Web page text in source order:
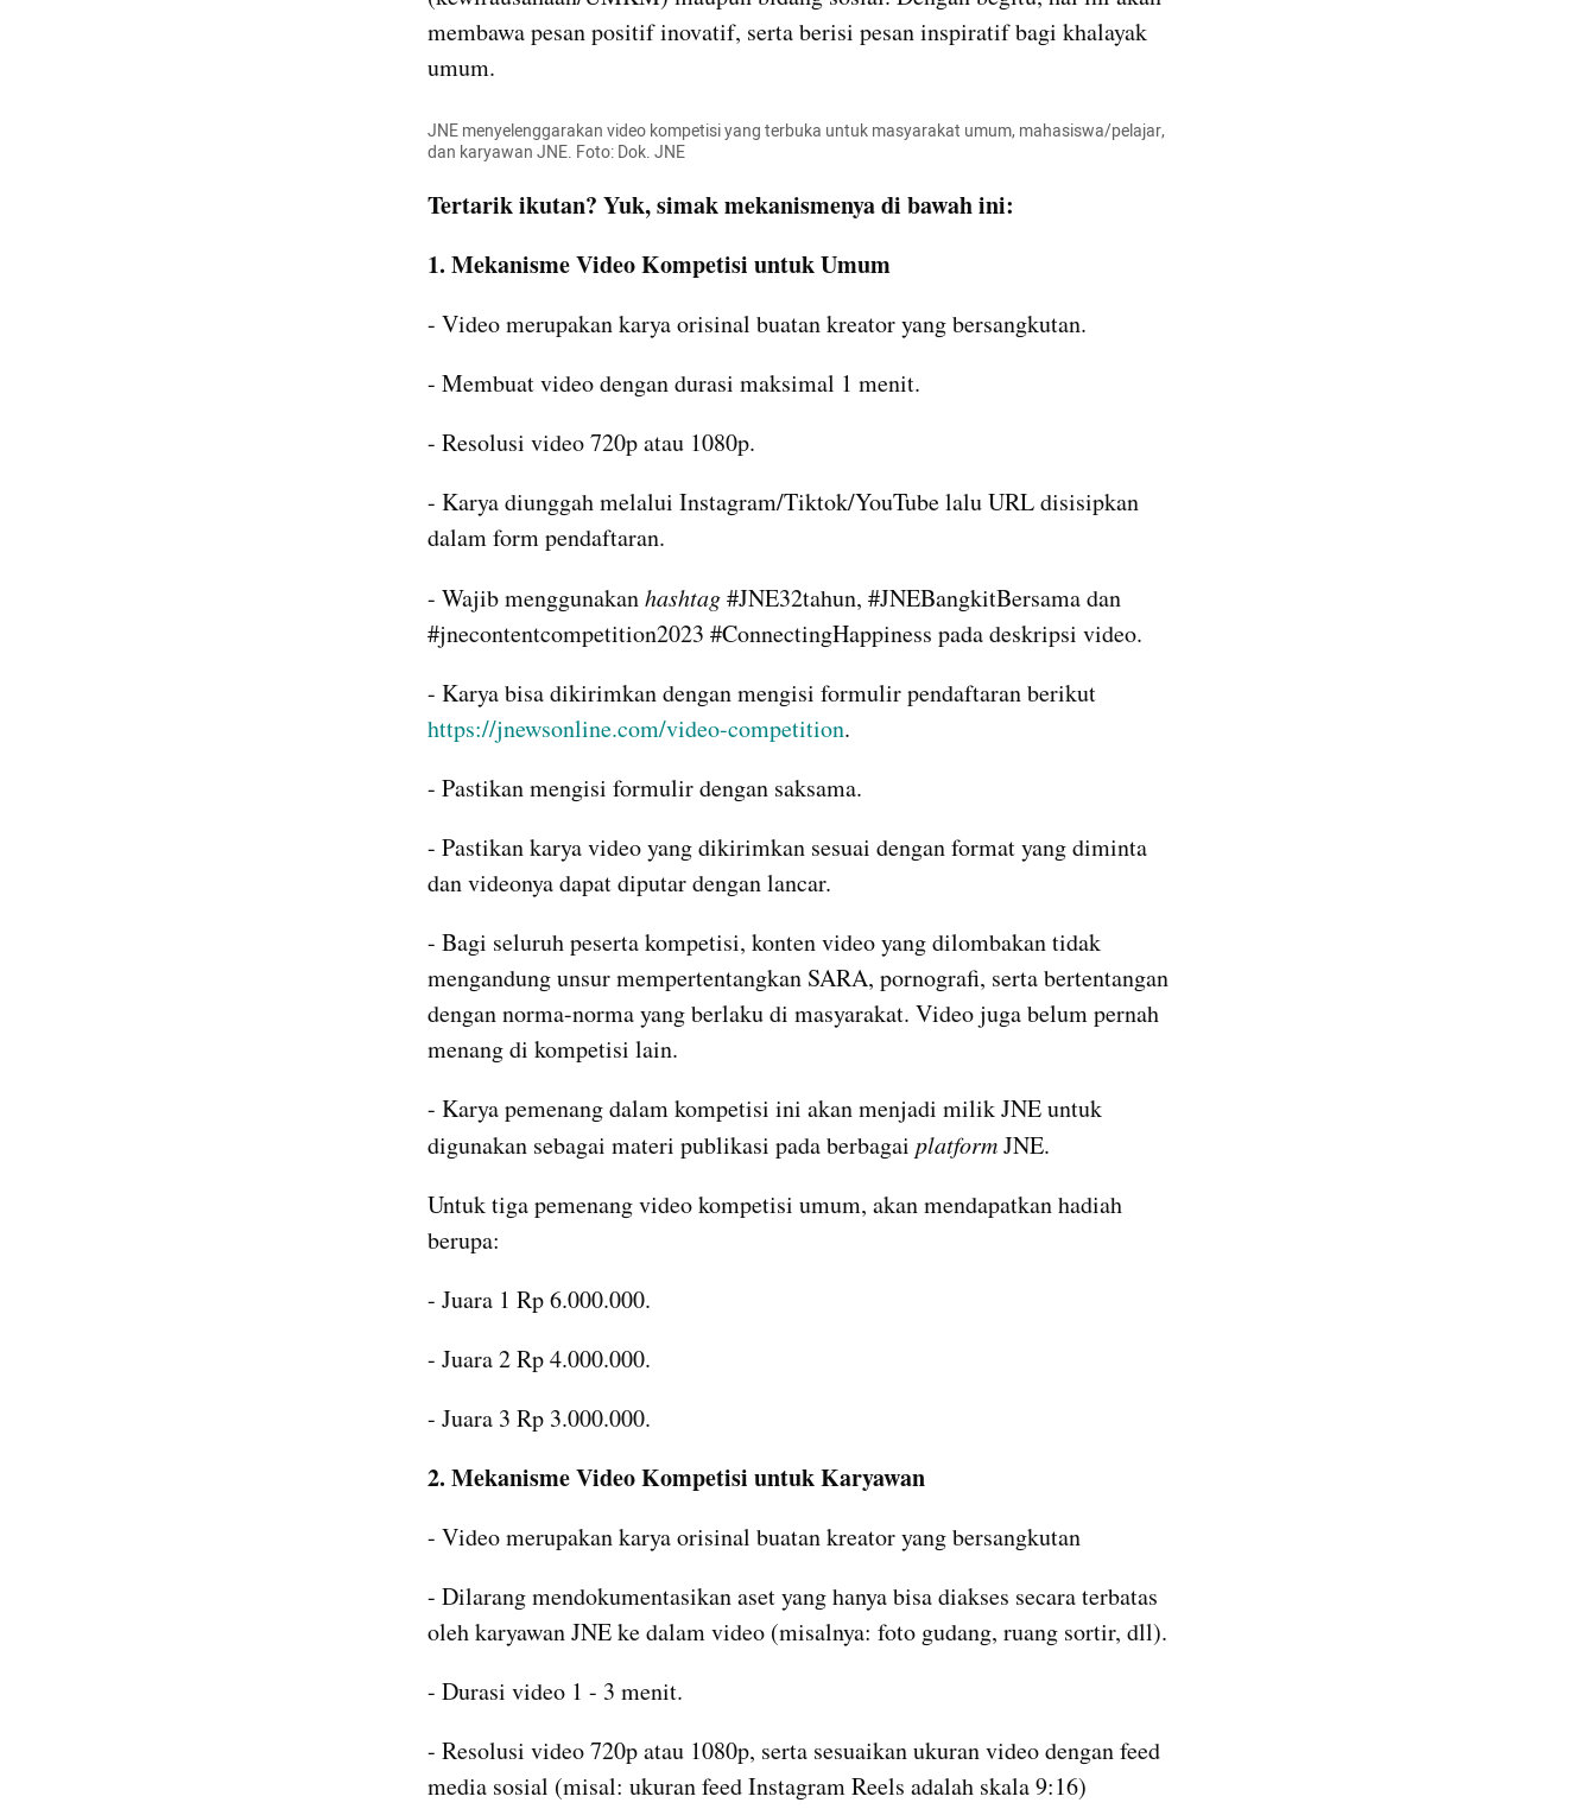
membawa pesan positif inovatif, serta berisi pesan inspiratif bagi khalayak
umum.
JNE menyelenggarakan video kompetisi yang terbuka untuk masyarakat umum, mahasiswa/pelajar,
dan karyawan JNE. Foto: Dok. JNE
Tertarik ikutan? Yuk, simak mekanismenya di bawah ini:
1. Mekanisme Video Kompetisi untuk Umum
- Video merupakan karya orisinal buatan kreator yang bersangkutan.
- Membuat video dengan durasi maksimal 1 menit.
- Resolusi video 720p atau 1080p.
- Karya diunggah melalui Instagram/Tiktok/YouTube lalu URL disisipkan
dalam form pendaftaran.
- Wajib menggunakan hashtag #JNE32tahun, #JNEBangkitBersama dan
#jnecontentcompetition2023 #ConnectingHappiness pada deskripsi video.
https://jnewsonline.com/video-competition.
- Pastikan mengisi formulir dengan saksama.
- Pastikan karya video yang dikirimkan sesuai dengan format yang diminta
dan videonya dapat diputar dengan lancar.
- Bagi seluruh peserta kompetisi, konten video yang dilombakan tidak
mengandung unsur mempertentangkan SARA, pornografi, serta bertentangan
dengan norma-norma yang berlaku di masyarakat. Video juga belum pernah
menang di kompetisi lain.
- Karya pemenang dalam kompetisi ini akan menjadi milik JNE untuk
digunakan sebagai materi publikasi pada berbagai platform JNE.
Untuk tiga pemenang video kompetisi umum, akan mendapatkan hadiah
berupa:
- Juara 1 Rp 6.000.000.
- Juara 2 Rp 4.000.000.
- Juara 3 Rp 3.000.000.
2. Mekanisme Video Kompetisi untuk Karyawan
- Video merupakan karya orisinal buatan kreator yang bersangkutan
- Dilarang mendokumentasikan aset yang hanya bisa diakses secara terbatas
oleh karyawan JNE ke dalam video (misalnya: foto gudang, ruang sortir, dll).
- Durasi video 1 - 3 menit.
- Resolusi video 720p atau 1080p, serta sesuaikan ukuran video dengan feed
media sosial (misal: ukuran feed Instagram Reels adalah skala 9:16)